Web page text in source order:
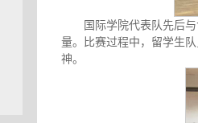
国际学院代表队先后
量。比赛过程中，留学生
神。